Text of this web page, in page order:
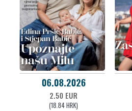
06.08.2026
2.50 EUR
(18.84 HRK)